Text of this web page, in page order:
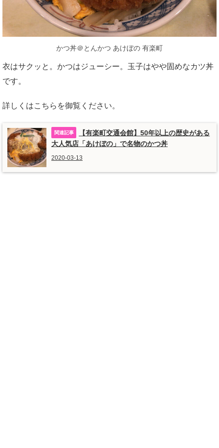
かつ丼＠とんかつ あけぼの 有楽町
衣はサクッと。かつはジューシー。玉子はやや固めなカツ丼
です。
詳しくはこちらを御覧ください。
【有楽町交通会館】50年以上の歴史がある
大人気店「あけぼの」で名物のかつ丼
2020-03-13